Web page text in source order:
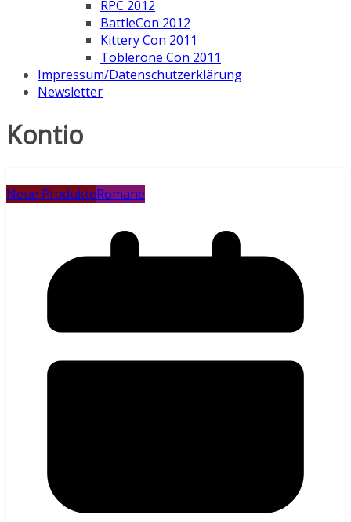
RPC 2012
BattleCon 2012
Kittery Con 2011
Toblerone Con 2011
Impressum/Datenschutzerklärung
Newsletter
Kontio
Neue ProdukteRomane